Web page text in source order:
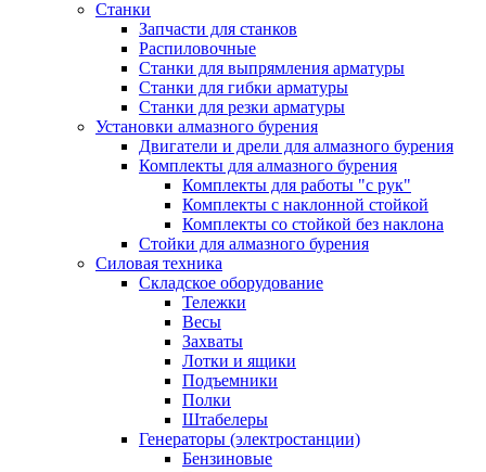
Станки
Запчасти для станков
Распиловочные
Станки для выпрямления арматуры
Станки для гибки арматуры
Станки для резки арматуры
Установки алмазного бурения
Двигатели и дрели для алмазного бурения
Комплекты для алмазного бурения
Комплекты для работы "с рук"
Комплекты с наклонной стойкой
Комплекты со стойкой без наклона
Стойки для алмазного бурения
Силовая техника
Складское оборудование
Тележки
Весы
Захваты
Лотки и ящики
Подъемники
Полки
Штабелеры
Генераторы (электростанции)
Бензиновые